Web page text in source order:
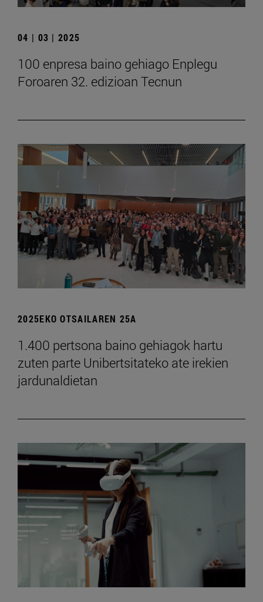
04 | 03 | 2025
100 enpresa baino gehiago Enplegu
Foroaren 32. edizioan Tecnun
2025EKO OTSAILAREN 25A
1.400 pertsona baino gehiagok hartu
zuten parte Unibertsitateko ate irekien
jardunaldietan